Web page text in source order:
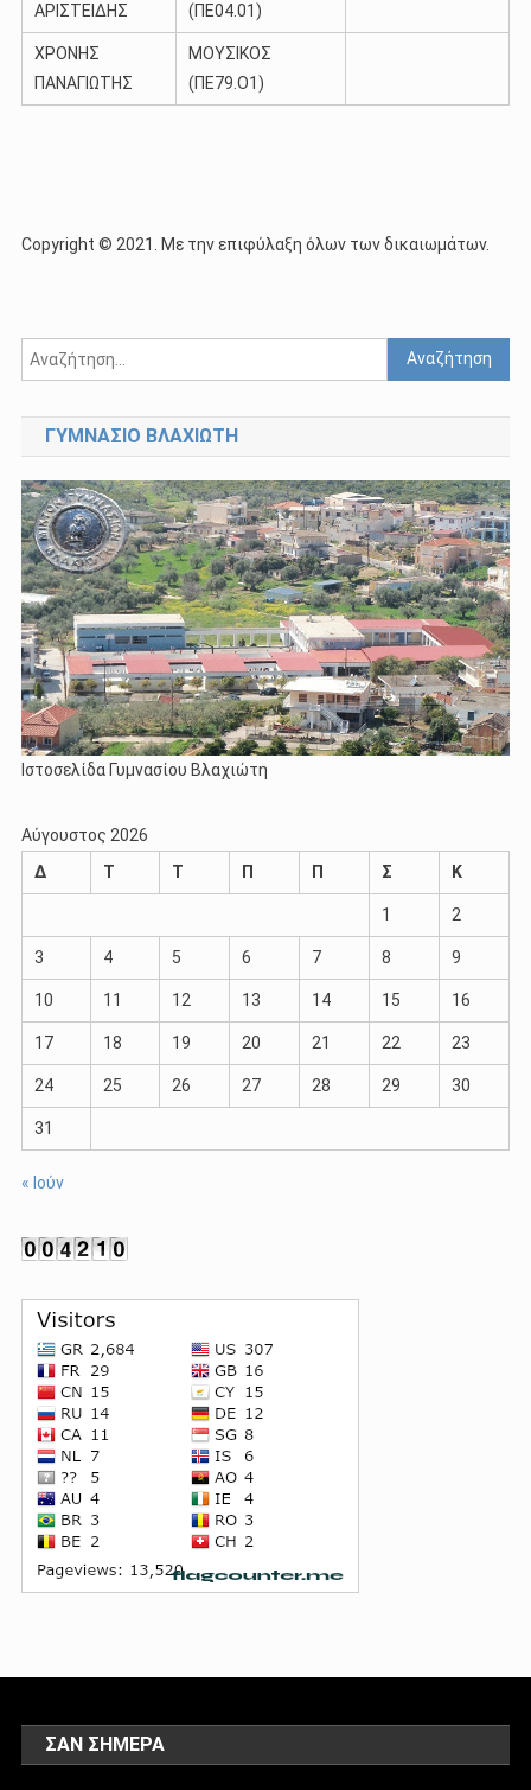
ΑΡΙΣΤΕΙΔΗΣ
(ΠΕ04.01)
ΧΡΟΝΗΣ
ΠΑΝΑΓΙΩΤΗΣ
ΜΟΥΣΙΚΟΣ
(ΠΕ79.Ο1)
Copyright © 2021. Με την επιφύλαξη όλων των δικαιωμάτων.
Αναζήτηση
για:
ΓΥΜΝΆΣΙΟ ΒΛΑΧΙΏΤΗ
Ιστοσελίδα Γυμνασίου Βλαχιώτη
Αύγουστος 2026
Δ
Τ Τ Π Π Σ Κ
1 2
3 4 5 6 7 8 9
10 11 12 13 14 15 16
17 18 19 20 21 22 23
24 25 26 27 28 29 30
31
« Ιούν
ΣΑΝ ΣΉΜΕΡΑ